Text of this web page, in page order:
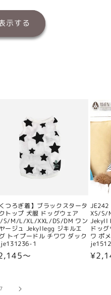
示する
くつろぎ着】ブラックスタータ
トップ 犬服 ドッグウェア
S/M/L/XL/XXL/DS/DM ワン
ージュ Jekyllegg ジキルエ
トイプードル チワワ ダック
je131236-1
〜
JE242
XS/S/
Jekyll
ドッ
ワ ポ
通
7